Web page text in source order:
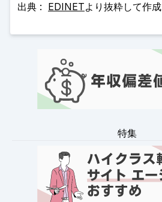
出典 : EDINETより抜粋して作成
特集